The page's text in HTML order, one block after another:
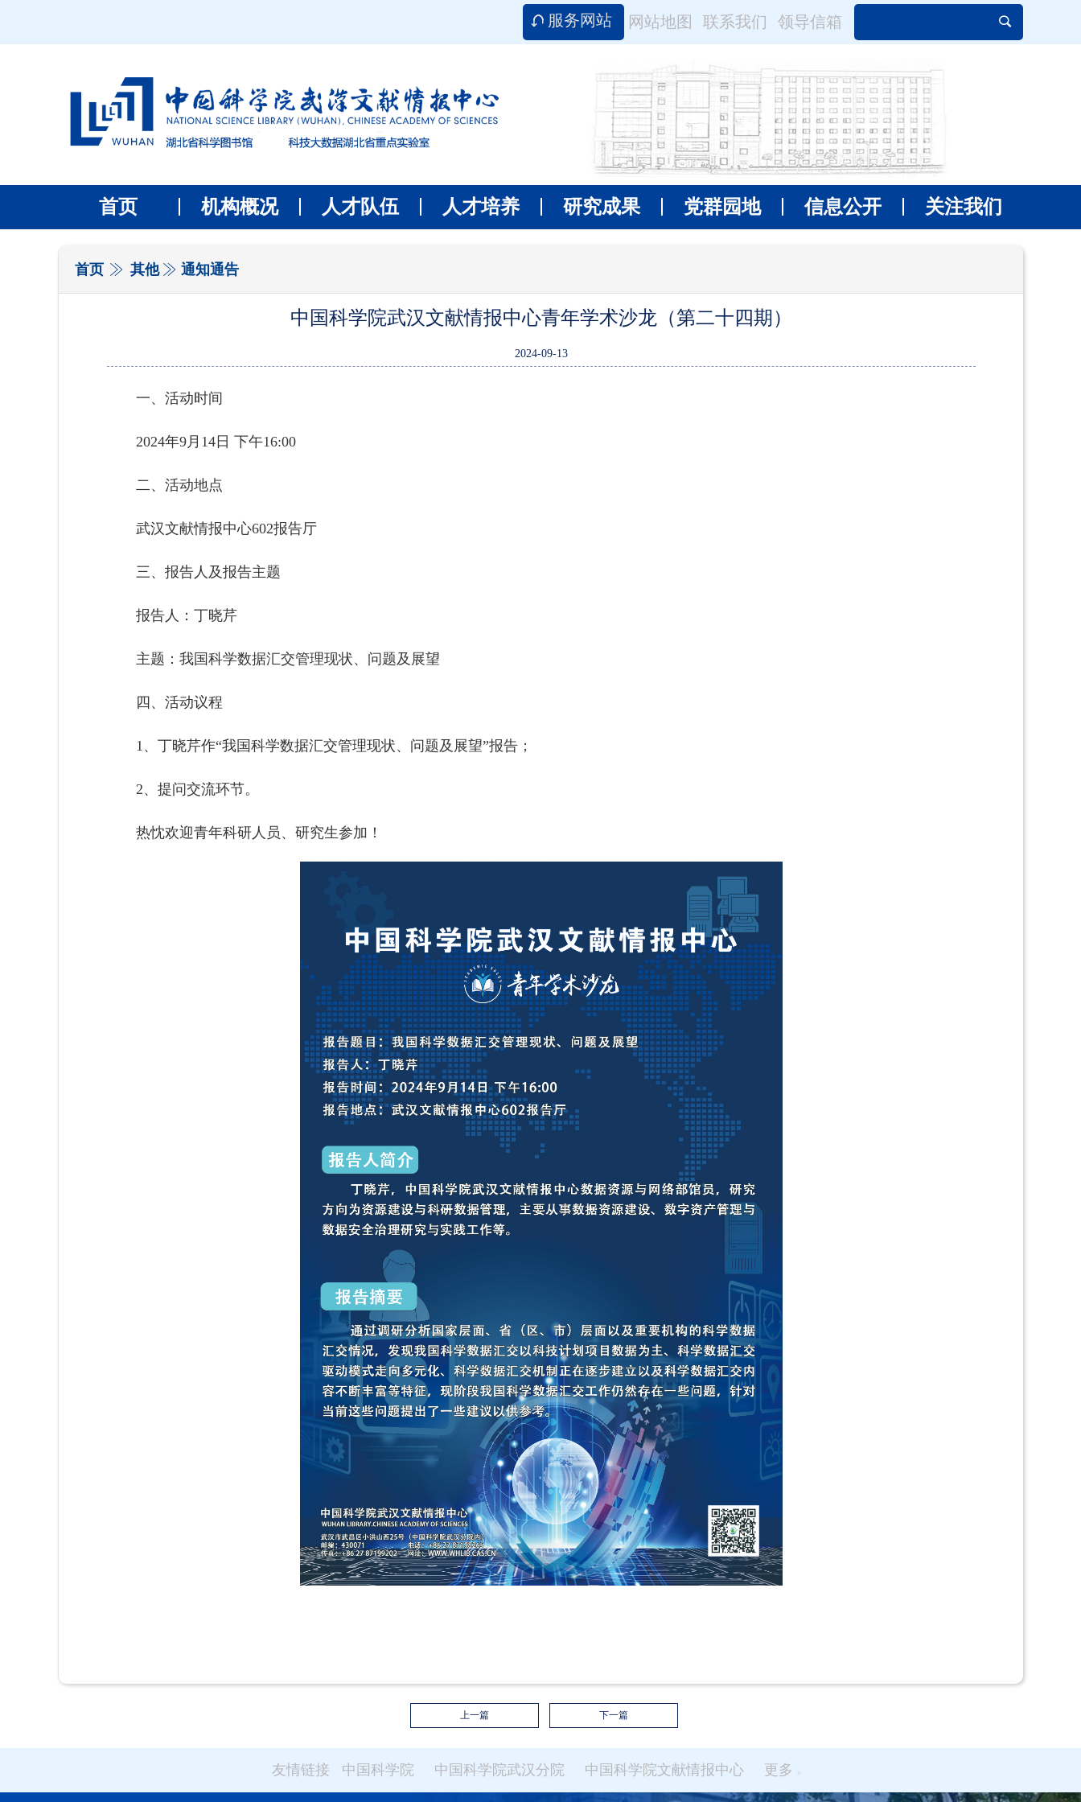
网站地图 联系我们 领导信箱
服务网站
首页 机构概况 人才队伍 人才培养 研究成果 党群园地 信息公开 关注我们
首页 其他 通知通告
中国科学院武汉文献情报中心青年学术沙龙（第二十四期）
2024-09-13
一、活动时间
2024年9月14日 下午16:00
二、活动地点
武汉文献情报中心602报告厅
三、报告人及报告主题
报告人：丁晓芹
主题：我国科学数据汇交管理现状、问题及展望
四、活动议程
1、丁晓芹作“我国科学数据汇交管理现状、问题及展望”报告；
2、提问交流环节。
热忱欢迎青年科研人员、研究生参加！
上一篇 下一篇
友情链接 中国科学院 中国科学院武汉分院 中国科学院文献情报中心 更多